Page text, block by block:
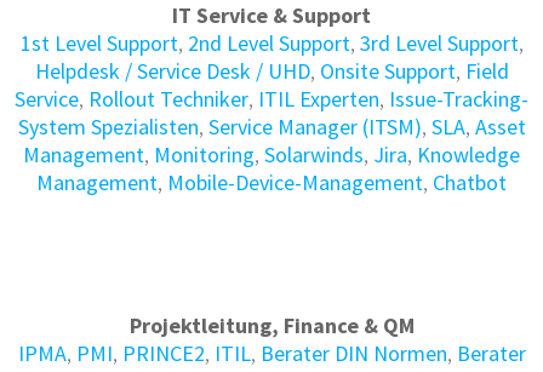
IT Service & Support
1st Level Support, 2nd Level Support, 3rd Level Support,
Helpdesk / Service Desk / UHD, Onsite Support, Field
Service, Rollout Techniker, ITIL Experten, Issue-Tracking-
System Spezialisten, Service Manager (ITSM), SLA, Asset
Management, Monitoring, Solarwinds, Jira, Knowledge
Management, Mobile-Device-Management, Chatbot
Projektleitung, Finance & QM
IPMA, PMI, PRINCE2, ITIL, Berater DIN Normen, Berater